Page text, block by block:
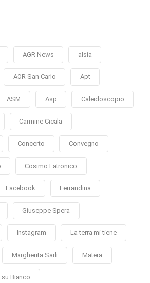
AGR News alsia
AOR San Carlo Apt
ASM Asp Caleidoscopio
Carmine Cicala
Concerto Convegno
Cosimo Latronico
Facebook Ferrandina
Giuseppe Spera
Instagram La terra mi tiene
Margherita Sarli Matera
su Bianco